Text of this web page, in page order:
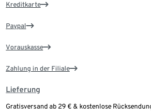
Kreditkarte
Paypal
Vorauskasse
Zahlung in der Filiale
Lieferung
Gratisversand ab 29 € & kostenlose